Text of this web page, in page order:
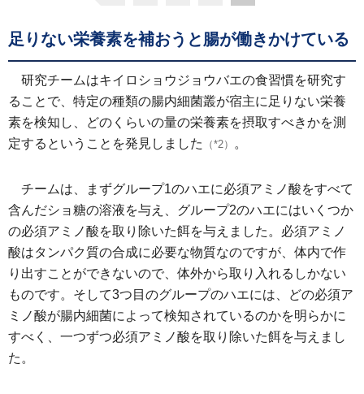
足りない栄養素を補おうと腸が働きかけている
研究チームはキイロショウジョウバエの食習慣を研究す
ることで、特定の種類の腸内細菌叢が宿主に足りない栄養
素を検知し、どのくらいの量の栄養素を摂取すべきかを測
定するということを発見しました
（*2） 。
チームは、まずグループ1のハエに必須アミノ酸をすべて
含んだショ糖の溶液を与え、グループ2のハエにはいくつか
の必須アミノ酸を取り除いた餌を与えました。必須アミノ
酸はタンパク質の合成に必要な物質なのですが、体内で作
り出すことができないので、体外から取り入れるしかない
ものです。そして3つ目のグループのハエには、どの必須ア
ミノ酸が腸内細菌によって検知されているのかを明らかに
すべく、一つずつ必須アミノ酸を取り除いた餌を与えまし
た。